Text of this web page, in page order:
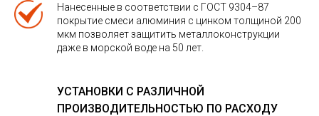
Нанесенные в соответствии с ГОСТ 9304–87
покрытие смеси алюминия с цинком толщиной 200
мкм позволяет защитить металлоконструкции
даже в морской воде на 50 лет.
УСТАНОВКИ С РАЗЛИЧНОЙ
ПРОИЗВОДИТЕЛЬНОСТЬЮ ПО РАСХОДУ